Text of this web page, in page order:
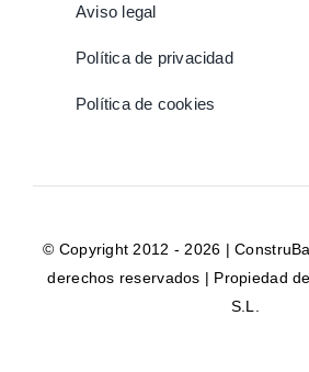
Aviso legal
Política de privacidad
Política de cookies
© Copyright 2012 - 2026 |
derechos reservados | Propiedad
S.L.